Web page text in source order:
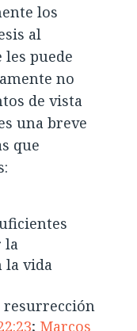
los
al
les puede
no
de vista
una breve
que
la
la vida
resurrección
; Marcos